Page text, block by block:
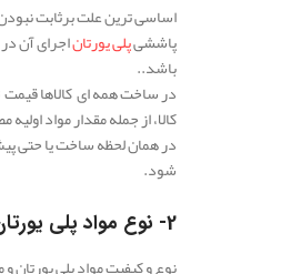
اساسی ترین علت برثابت
پاششیپلی‌ یورتاناجرای آن
باشد..
در ساخت همه ای کالا‌ها
کالا، از جمله مقدار مواد
در همان لحظه ساخت یا حتی
شود.
2- نوع مواد پلی‌ یورتان و برند آن
نوع و کیفیت مواد پلی یورتان